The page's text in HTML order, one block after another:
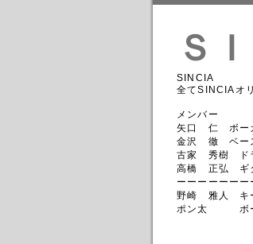
Ｓ
SINCIA
全てSINCIAオ
メンバー
矢口 仁 ボー
金沢 徹 ベー
古家 秀樹 ド
高橋 正弘 ギ
ーーーーーーー
野崎 雅人 キ
ポン太 ボ